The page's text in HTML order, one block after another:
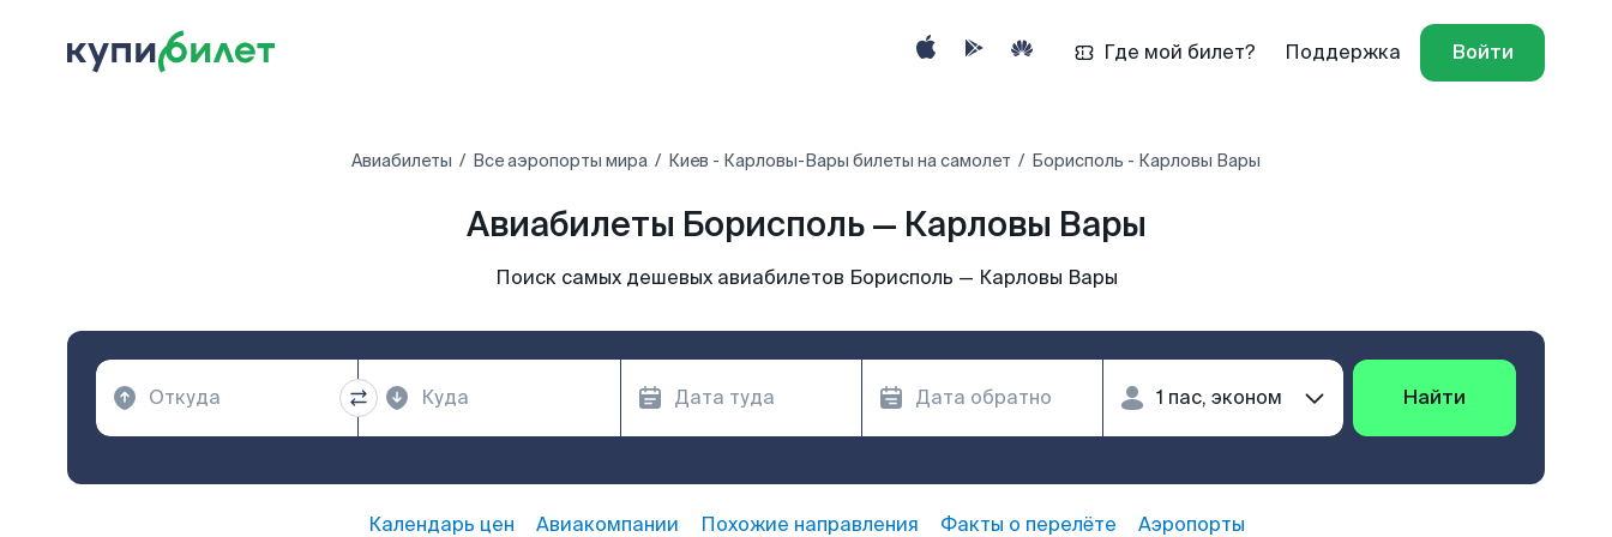
Где мой билет? Поддержка Войти
Авиабилеты Все аэропорты мира Киев - Карловы-Вары билеты на самолет Борисполь - Карловы Вары
Авиабилеты Борисполь — Карловы Вары
Поиск самых дешевых авиабилетов Борисполь — Карловы Вары
Найти
Календарь цен Авиакомпании Похожие направления Факты о перелёте Аэропорты